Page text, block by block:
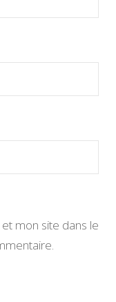
mon site dans le